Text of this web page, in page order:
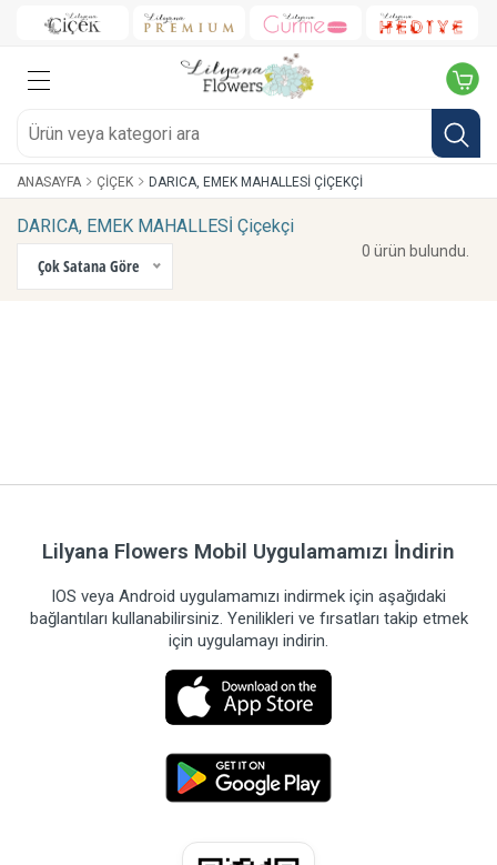
ANASAYFA ÇIÇEK DARICA, EMEK MAHALLESİ ÇIÇEKÇI
DARICA, EMEK MAHALLESİ Çiçekçi
Çok Satana Göre
0 ürün bulundu.
Lilyana Flowers Mobil Uygulamamızı İndirin
IOS veya Android uygulamamızı indirmek için aşağıdaki
bağlantıları kullanabilirsiniz. Yenilikleri ve fırsatları takip etmek
için uygulamayı indirin.